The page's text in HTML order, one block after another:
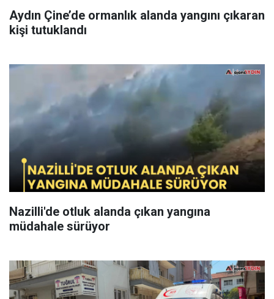
Aydın Çine’de ormanlık alanda yangını çıkaran
kişi tutuklandı
Nazilli'de otluk alanda çıkan yangına
müdahale sürüyor